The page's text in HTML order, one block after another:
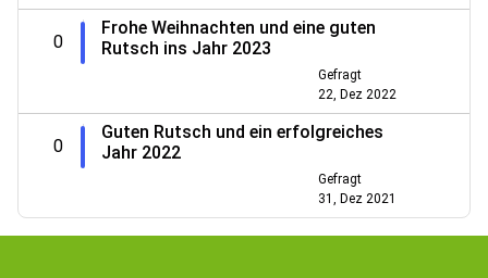
0
Frohe Weihnachten und eine guten
Rutsch ins Jahr 2023
Gefragt
22, Dez 2022
0
Guten Rutsch und ein erfolgreiches
Jahr 2022
Gefragt
31, Dez 2021